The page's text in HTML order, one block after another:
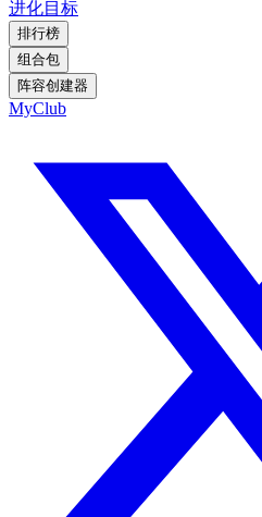
进化目标
排行榜
组合包
阵容创建器
MyClub